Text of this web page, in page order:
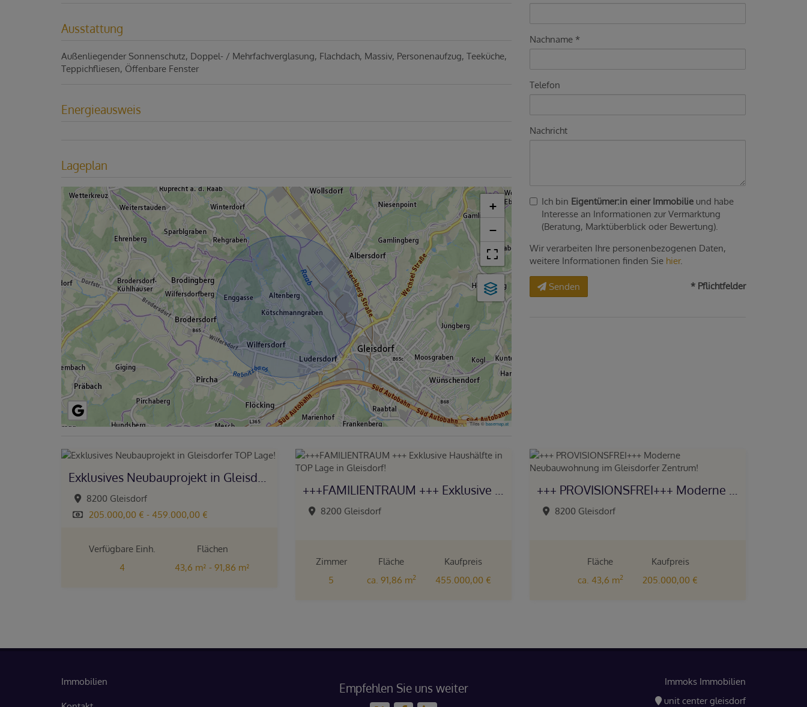
Ausstattung
Außenliegender Sonnenschutz Doppel- / Mehrfachverglasung Flachdach Massiv Personenaufzug Teeküche
Teppichfliesen Öffenbare Fenster
Energieausweis
Lageplan
+
−
Tiles ©basemap.at
Nachname
Telefon
Nachricht
Ich bin Eigentümer:in einer Immobilie und habe
Interesse an Informationen zur Vermarktung
(Beratung, Marktüberblick oder Bewertung).
Wir verarbeiten Ihre personenbezogenen Daten,
weitere Informationen finden Sie hier.
Senden * Pflichtfelder
8200 Gleisdorf
205.000,00 € - 459.000,00 €
Verfügbare Einh.
4
Flächen
43,6 m² - 91,86 m²
8200 Gleisdorf
Zimmer
5
Fläche
ca. 91,86 m2
Kaufpreis
455.000,00 €
8200 Gleisdorf
Fläche
ca. 43,6 m2
Kaufpreis
205.000,00 €
Immobilien Empfehlen Sie uns weiter
Immoks Immobilien
unit center gleisdorf